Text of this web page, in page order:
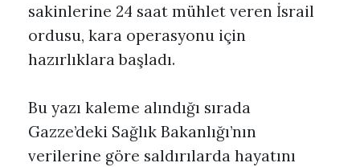
sakinlerine 24 saat mühlet veren İsrail
ordusu, kara operasyonu için
hazırlıklara başladı.
Bu yazı kaleme alındığı sırada
Gazze’deki Sağlık Bakanlığı’nın
verilerine göre saldırılarda hayatını